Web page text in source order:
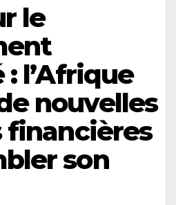
le
l’Afrique
nouvelles
financières
son